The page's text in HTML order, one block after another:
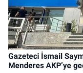
Gazeteci İsmail
Menderes AKP’ye